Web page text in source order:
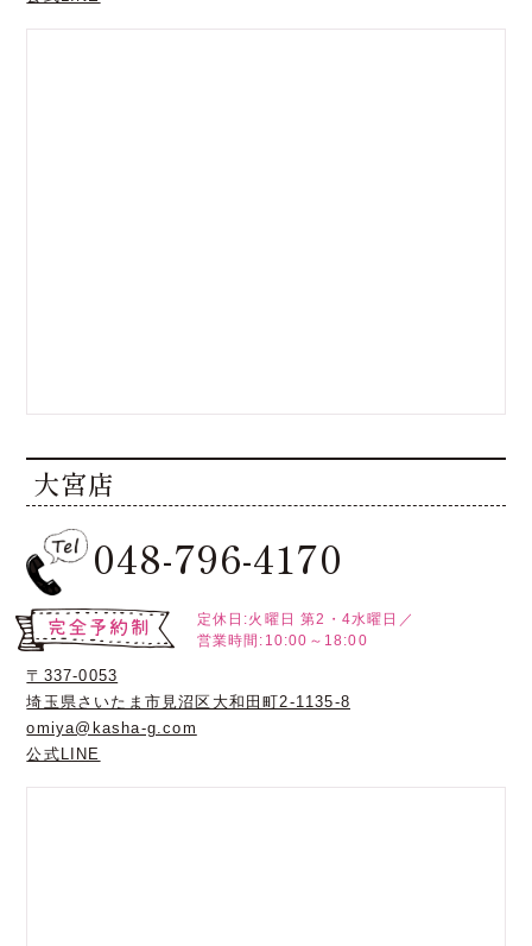
大宮店
048-796-4170
定休日:火曜日 第2・4水曜日／
営業時間:10:00～18:00
〒337-0053
埼玉県さいたま市見沼区大和田町2-1135-8
omiya@kasha-g.com
公式LINE